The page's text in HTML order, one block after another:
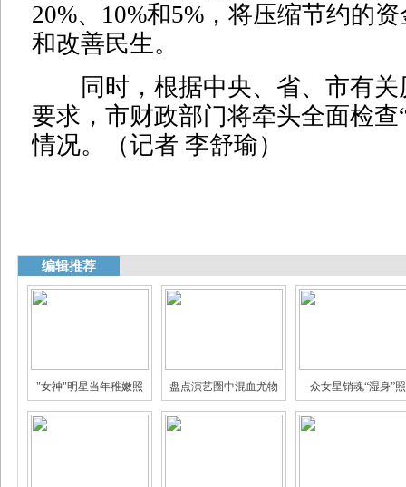
20%、10%和5%，将压缩节约的
和改善民生。
同时，根据中央、省、市有关
要求，市财政部门将牵头全面检查
情况。（记者 李舒瑜）
编辑推荐
"女神"明星当年稚嫩照 盘点演艺圈中混血尤物 众女星销魂“湿身”照
娱乐圈身家过亿的明星 揭秘娱乐圈真假"闺蜜情" 三线女星的豪门生活